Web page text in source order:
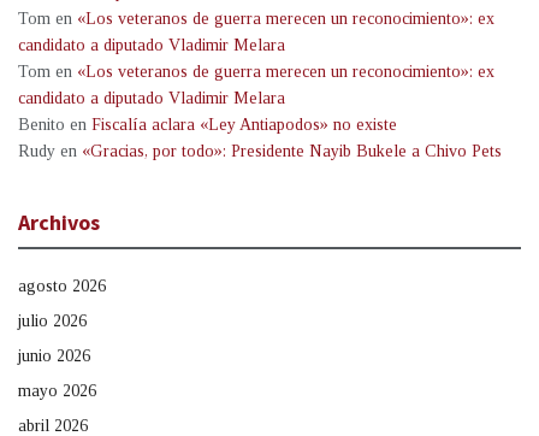
Tom en «Los veteranos de guerra merecen un reconocimiento»: ex
candidato a diputado Vladimir Melara
Tom en «Los veteranos de guerra merecen un reconocimiento»: ex
candidato a diputado Vladimir Melara
Benito en Fiscalía aclara «Ley Antiapodos» no existe
Rudy en «Gracias, por todo»: Presidente Nayib Bukele a Chivo Pets
Archivos
agosto 2026
julio 2026
junio 2026
mayo 2026
abril 2026